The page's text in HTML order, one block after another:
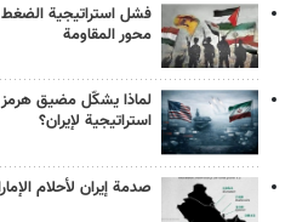
فشل استراتيجية
محور المقاومة
لماذا يشكّل مضيق هرمز
استراتيجية لإيران؟
صدمة إيران لأحلام